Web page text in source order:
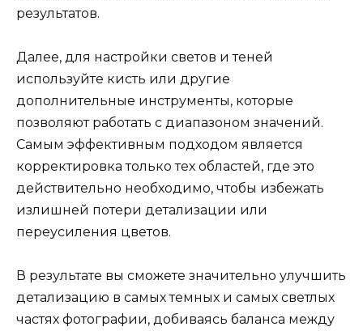
результатов.
Далее, для настройки светов и теней
используйте кисть или другие
дополнительные инструменты, которые
позволяют работать с диапазоном значений.
Самым эффективным подходом является
корректировка только тех областей, где это
действительно необходимо, чтобы избежать
излишней потери детализации или
переусиления цветов.
В результате вы сможете значительно улучшить
детализацию в самых темных и самых светлых
частях фотографии, добиваясь баланса между